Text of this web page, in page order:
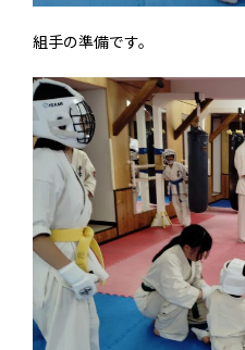
組手の準備です。